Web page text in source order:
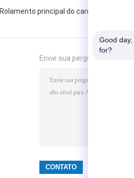
Rolamento principal do carro
Envie sua pergunta
Good
for?